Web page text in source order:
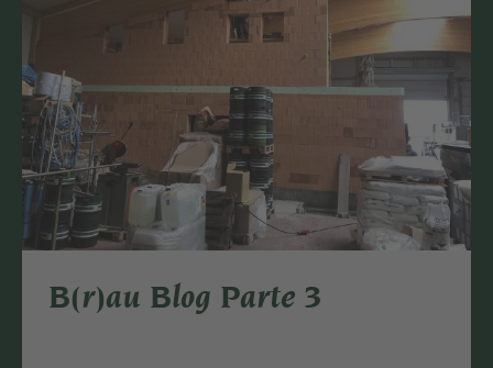
B(r)au Blog Parte 3